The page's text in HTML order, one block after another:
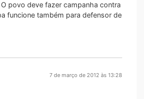
povo deve fazer campanha contra
funcione também para defensor de
7 de março de 2012 às 13:28